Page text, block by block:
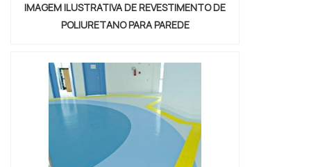
IMAGEM ILUSTRATIVA DE REVESTIMENTO DE
POLIURETANO PARA PAREDE